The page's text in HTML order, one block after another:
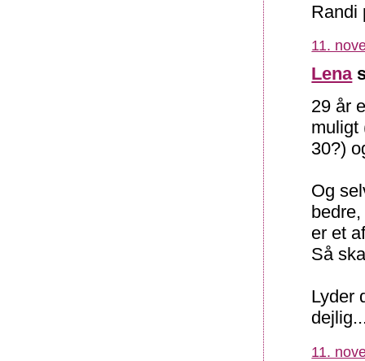
Randi
11.
Lena
29 år
muligt
30?)
Og
er et
Så
Lyder
11.